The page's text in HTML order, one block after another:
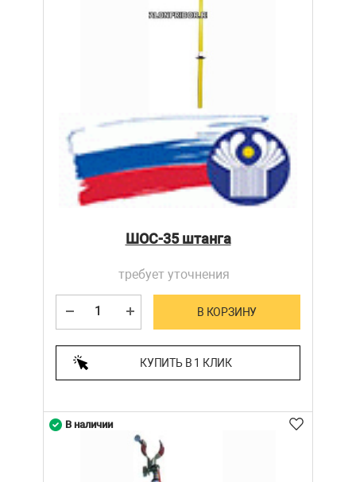
ШОС-35 штанга
требует уточнения
В КОРЗИНУ
КУПИТЬ В 1 КЛИК
В наличии